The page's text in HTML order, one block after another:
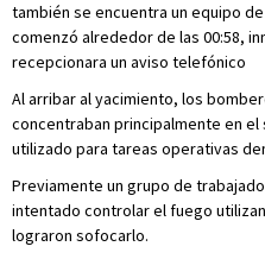
también se encuentra un equipo
comenzó alrededor de las 00:58,
recepcionara un aviso telefónico
Al arribar al yacimiento, los
concentraban principalmente en
utilizado para tareas operativas
Previamente un grupo de
intentado controlar el fuego
lograron sofocarlo.